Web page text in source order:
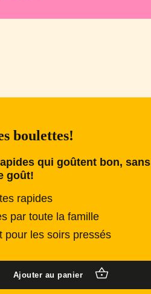
boulettes!
qui goûtent bon, sans
goût!
rapides
par toute la famille
pour les soirs pressés
Ajouter au panier